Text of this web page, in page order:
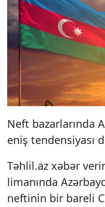
Neft bazarlarında
eniş tendensiyası
Təhlil.az xəbər
limanında
neftinin bir bareli